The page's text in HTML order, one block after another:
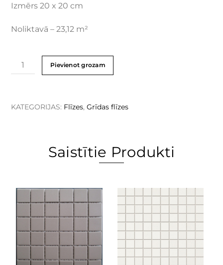
Izmērs 20 x 20 cm
Noliktavā – 23,12 m²
Pievienot grozam
KATEGORIJAS: Flīzes,Grīdas flīzes
Saistītie Produkti